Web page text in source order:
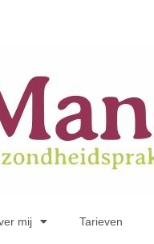
mij Tarieven